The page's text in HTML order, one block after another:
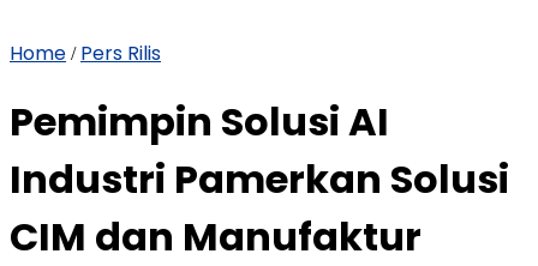
Home / Pers Rilis
Pemimpin Solusi AI
Industri Pamerkan Solusi
CIM dan Manufaktur